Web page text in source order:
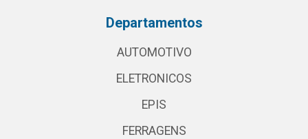
Departamentos
AUTOMOTIVO
ELETRONICOS
EPIS
FERRAGENS